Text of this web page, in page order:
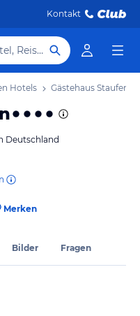
Kontakt
Hotel, Reiseziel
Hotels Gästehaus Staufen
Deutschland
Merken
Bilder Fragen